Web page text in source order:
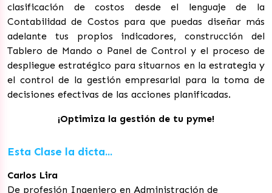
clasificación de costos desde el lenguaje de la
Contabilidad de Costos para que puedas diseñar más
adelante tus propios indicadores, construcción del
Tablero de Mando o Panel de Control y el proceso de
despliegue estratégico para situarnos en la estrategia y
el control de la gestión empresarial para la toma de
decisiones efectivas de las acciones planificadas.
¡Optimiza la gestión de tu pyme!
Esta Clase la dicta...
Carlos Lira
De profesión Ingeniero en Administración de